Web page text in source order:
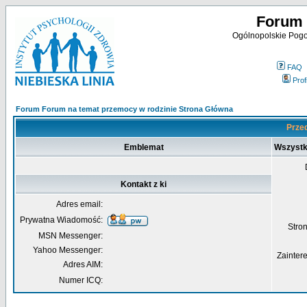
Forum
Ogólnopolskie
FAQ
Forum Forum na temat przemocy w rodzinie Strona Główna
Emblemat
Kontakt z ki
Adres email:
Prywatna Wiadomość:
MSN Messenger:
Yahoo Messenger:
Adres AIM:
Numer ICQ: